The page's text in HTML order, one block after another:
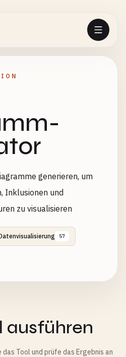
generieren, um
Inklusionen und
zu visualisieren
57
ausführen
Tool und prüfe das Ergebnis an